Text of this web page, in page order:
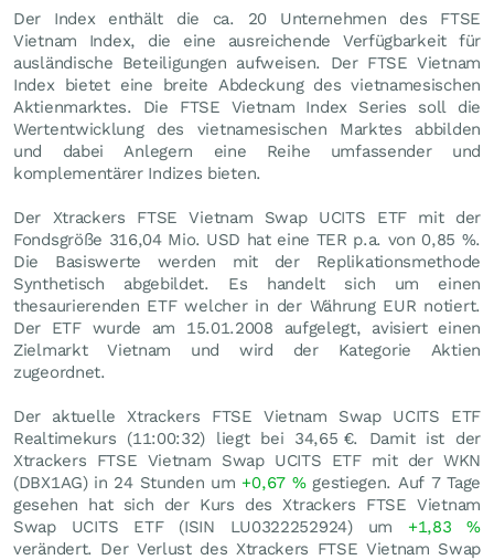
Der Index enthält die ca. 20 Unternehmen des FTSE
Vietnam Index, die eine ausreichende Verfügbarkeit für
ausländische Beteiligungen aufweisen. Der FTSE Vietnam
Index bietet eine breite Abdeckung des vietnamesischen
Aktienmarktes. Die FTSE Vietnam Index Series soll die
Wertentwicklung des vietnamesischen Marktes abbilden
und dabei Anlegern eine Reihe umfassender und
komplementärer Indizes bieten.
Der Xtrackers FTSE Vietnam Swap UCITS ETF mit der
Fondsgröße 316,04 Mio. USD hat eine TER p.a. von 0,85 %.
Die Basiswerte werden mit der Replikationsmethode
Synthetisch abgebildet. Es handelt sich um einen
thesaurierenden ETF welcher in der Währung EUR notiert.
Der ETF wurde am 15.01.2008 aufgelegt, avisiert einen
Zielmarkt Vietnam und wird der Kategorie Aktien
zugeordnet.
Der aktuelle Xtrackers FTSE Vietnam Swap UCITS ETF
Realtimekurs (11:00:32) liegt bei 34,65 €. Damit ist der
Xtrackers FTSE Vietnam Swap UCITS ETF mit der WKN
(DBX1AG) in 24 Stunden um +0,67 %gestiegen. Auf 7 Tage
gesehen hat sich der Kurs des Xtrackers FTSE Vietnam
Swap UCITS ETF (ISIN LU0322252924) um +1,83%
verändert. Der Verlust des Xtrackers FTSE Vietnam Swap